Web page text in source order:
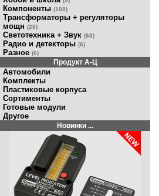
Компоненты (108)
Трансформаторы + регуляторы
мощн (28)
Светотехника + Звук (68)
Радио и детекторы (6)
Разное (6)
Продукт A-Ц
Автомобили
Комплекты
Пластиковые корпуса
Сортименты
Готовые модули
Другое
Новинки ...